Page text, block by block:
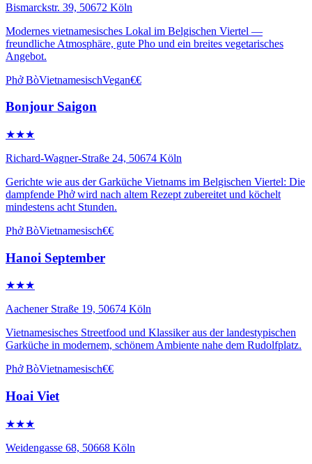
Bismarckstr. 39, 50672 Köln
Modernes vietnamesisches Lokal im Belgischen Viertel —
freundliche Atmosphäre, gute Pho und ein breites vegetarisches
Angebot.
Phở BòVietnamesischVegan€€
Bonjour Saigon
★★★
Richard-Wagner-Straße 24, 50674 Köln
Gerichte wie aus der Garküche Vietnams im Belgischen Viertel: Die
dampfende Phở wird nach altem Rezept zubereitet und köchelt
mindestens acht Stunden.
Phở BòVietnamesisch€€
Hanoi September
★★★
Aachener Straße 19, 50674 Köln
Vietnamesisches Streetfood und Klassiker aus der landestypischen
Garküche in modernem, schönem Ambiente nahe dem Rudolfplatz.
Phở BòVietnamesisch€€
Hoai Viet
★★★
Weidengasse 68, 50668 Köln